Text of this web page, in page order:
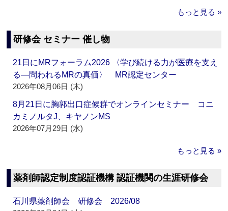
もっと見る »
研修会 セミナー 催し物
21日にMRフォーラム2026 〈学び続ける力が医療を支え
る―問われるMRの真価〉 MR認定センター
2026年08月06日 (木)
8月21日に胸郭出口症候群でオンラインセミナー コニ
カミノルタJ、キヤノンMS
2026年07月29日 (水)
もっと見る »
薬剤師認定制度認証機構 認証機関の生涯研修会
石川県薬剤師会 研修会 2026/08